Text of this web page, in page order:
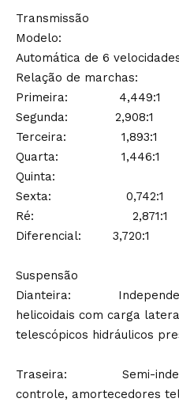
Transmissão
Automática de 6
Relação de marchas:
Primeira: 4,449:1
Segunda: 2,908:1
Terceira: 1,893:1
Quarta: 1,446:1
Quinta:
Sexta: 0,742:1
Ré: 2,871:1
Diferencial: 3,720:1
Suspensão
Dianteira:
helicoidais com carga
telescópicos hidráulicos
Traseira: Semi-
controle, amortecedores